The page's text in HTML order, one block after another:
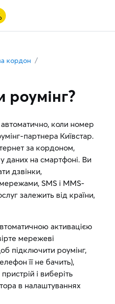
кордон
роумінг?
коли номер
партнера Київстар.
за кордоном,
даних на смартфоні. Ви
дзвінки,
SMS і MMS-
залежить від країни,
активацією
мережеві
підключити роумінг,
її не бачить),
і виберіть
в налаштуваннях